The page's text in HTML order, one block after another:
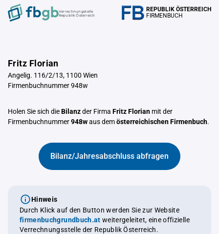
Verrechnungstelle
Republik Österreich
REPUBLIK ÖSTERREICH
FIRMENBUCH
Fritz Florian
Angelig. 116/2/13, 1100 Wien
Firmenbuchnummer 948w
Holen Sie sich dieBilanzder Firma Fritz Florian mit der
Firmenbuchnummer948waus demösterreichischen Firmenbuch.
Bilanz/Jahresabschluss abfragen
Hinweis
Durch Klick auf den Button werden Sie zur Website
firmenbuchgrundbuch.at weitergeleitet, eine offizielle
Verrechnungsstelle der Republik Österreich.